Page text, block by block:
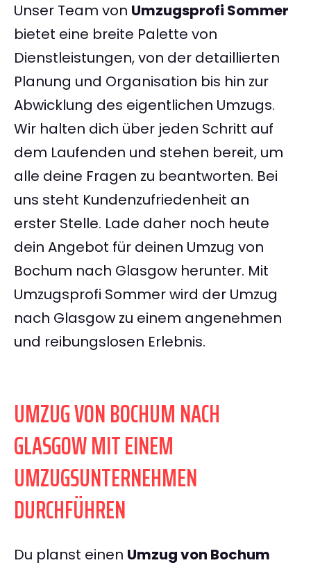
Unser Team von Umzugsprofi Sommer
bietet eine breite Palette von
Dienstleistungen, von der detaillierten
Planung und Organisation bis hin zur
Abwicklung des eigentlichen Umzugs.
Wir halten dich über jeden Schritt auf
dem Laufenden und stehen bereit, um
alle deine Fragen zu beantworten. Bei
uns steht Kundenzufriedenheit an
erster Stelle. Lade daher noch heute
dein Angebot für deinen Umzug von
Bochum nach Glasgow herunter. Mit
Umzugsprofi Sommer wird der Umzug
nach Glasgow zu einem angenehmen
und reibungslosen Erlebnis.
UMZUG VON BOCHUM NACH
GLASGOW MIT EINEM
UMZUGSUNTERNEHMEN
DURCHFÜHREN
Du planst einen Umzug von Bochum